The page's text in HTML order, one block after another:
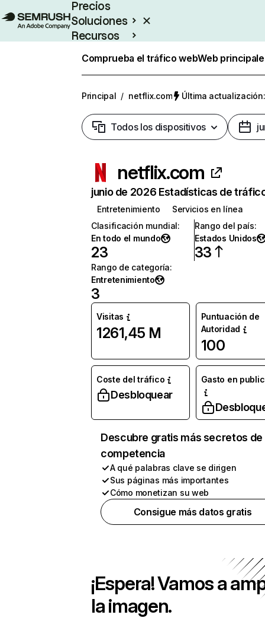
Precios
Soluciones
Recursos
Comprueba el tráfico webWeb
Principal / netflix.com Última
Todos los dispositivos
netflix.com
junio de 2026 Estadísticas de
Entretenimiento
Servicios en línea
Clasificación mundial:
En todo el mundo
23
Rango del país:
Estados Unidos
33
Rango de categoría:
Entretenimiento
3
Visitas
1261,45 M
Puntuación de
Autoridad
100
Coste del tráfico
Desbloquear
Gasto en
Descubre gratis más secretos de
competencia
A qué palabras clave se dirigen
Sus páginas más importantes
Cómo monetizan su web
Consigue más datos gratis
¡Espera! Vamos a
la imagen.